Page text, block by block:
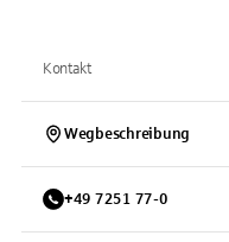
Kontakt
Wegbeschreibung
+49 7251 77-0